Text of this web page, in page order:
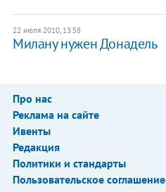
22 июля 2010, 13:58
Милану нужен Донадель
Про нас
Реклама на сайте
Ивенты
Редакция
Политики и стандарты
Пользовательское соглашение